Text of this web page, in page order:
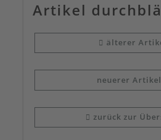
Artikel
älterer
neuerer Artikel
zurück zur